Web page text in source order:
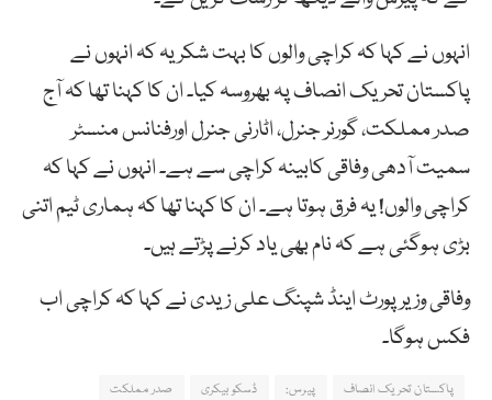
انہوں نے کہا کہ کراچی والوں کا بہت شکریہ کہ انہوں نے
پاکستان تحریک انصاف پہ بھروسہ کیا۔ ان کا کہنا تھا کہ آج
صدر مملکت، گورنر جنرل، اٹارنی جنرل اورفنانس منسٹر
سمیت آدھی وفاقی کابینہ کراچی سے ہے۔ انہوں نے کہا کہ
کراچی والوں! یہ فرق ہوتا ہے۔ ان کا کہنا تھا کہ ہماری ٹیم اتنی
بڑی ہوگئی ہے کہ نام بھی یاد کرنے پڑتے ہیں۔
وفاقی وزیر پورٹ اینڈ شپنگ علی زیدی نے کہا کہ کراچی اب
فکس ہوگا۔
پاکستان تحریک انصاف پیرس: ڈسکو بیکری
صدر مملکت